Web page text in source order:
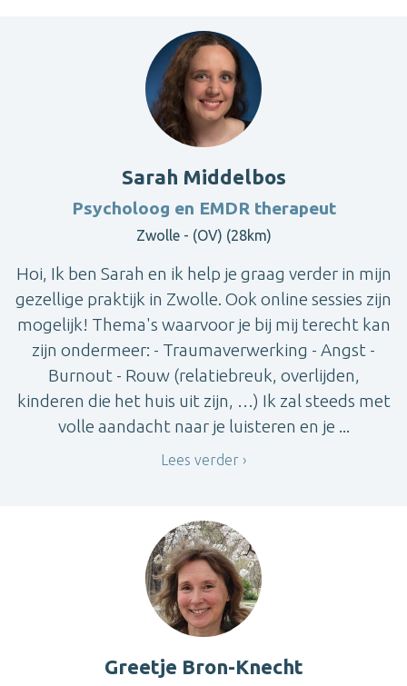
Sarah Middelbos
Psycholoog en EMDR therapeut
Zwolle - (OV) (28km)
Hoi, Ik ben Sarah en ik help je graag verder in mijn
gezellige praktijk in Zwolle. Ook online sessies zijn
mogelijk! Thema's waarvoor je bij mij terecht kan
zijn ondermeer: - Traumaverwerking - Angst -
Burnout - Rouw (relatiebreuk, overlijden,
kinderen die het huis uit zijn, …) Ik zal steeds met
volle aandacht naar je luisteren en je ...
Lees verder
Greetje Bron-Knecht